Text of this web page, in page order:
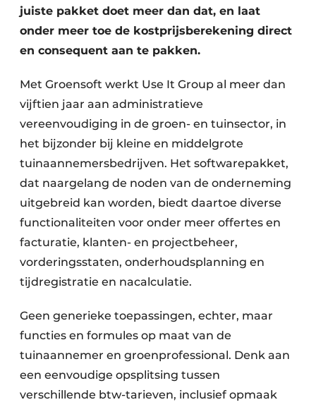
juiste pakket doet meer dan dat, en laat
onder meer toe de kostprijsberekening direct
en consequent aan te pakken.
Met Groensoft werkt Use It Group al meer dan
vijftien jaar aan administratieve
vereenvoudiging in de groen- en tuinsector, in
het bijzonder bij kleine en middelgrote
tuinaannemersbedrijven. Het softwarepakket,
dat naargelang de noden van de onderneming
uitgebreid kan worden, biedt daartoe diverse
functionaliteiten voor onder meer offertes en
facturatie, klanten- en projectbeheer,
vorderingsstaten, onderhoudsplanning en
tijdregistratie en nacalculatie.
Geen generieke toepassingen, echter, maar
functies en formules op maat van de
tuinaannemer en groenprofessional. Denk aan
een eenvoudige opsplitsing tussen
verschillende btw-tarieven, inclusief opmaak